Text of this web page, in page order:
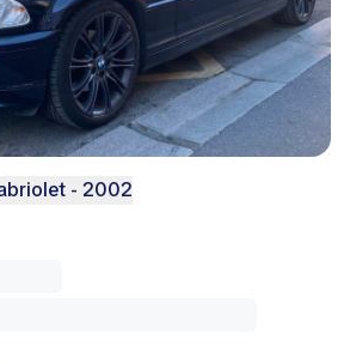
- 2002